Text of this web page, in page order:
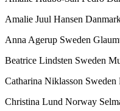
Amalie Juul Hansen
Anna Agerup Sweden
Beatrice Lindsten Sweden
Catharina Niklasson
Christina Lund Norway